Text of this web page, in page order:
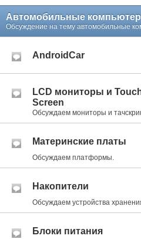
Автомобильные
Обсуждение на тему автомобильные
AndroidCar
LCD мониторы и
Screen
Обсуждаем мониторы и
Материнские платы
Обсуждаем платформы.
Накопители
Обсуждаем устройства
Блоки питания